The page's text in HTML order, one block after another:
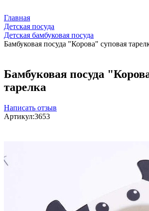
Главная
Детская посуда
Детская бамбуковая посуда
Бамбуковая посуда "Корова" суповая
Бамбуковая посуда
тарелка
Написать отзыв
Артикул:3653